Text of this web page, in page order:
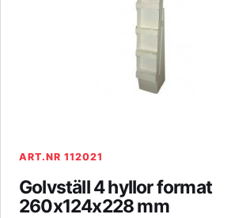
ART.NR 112021
Golvställ 4 hyllor format
260x124x228 mm